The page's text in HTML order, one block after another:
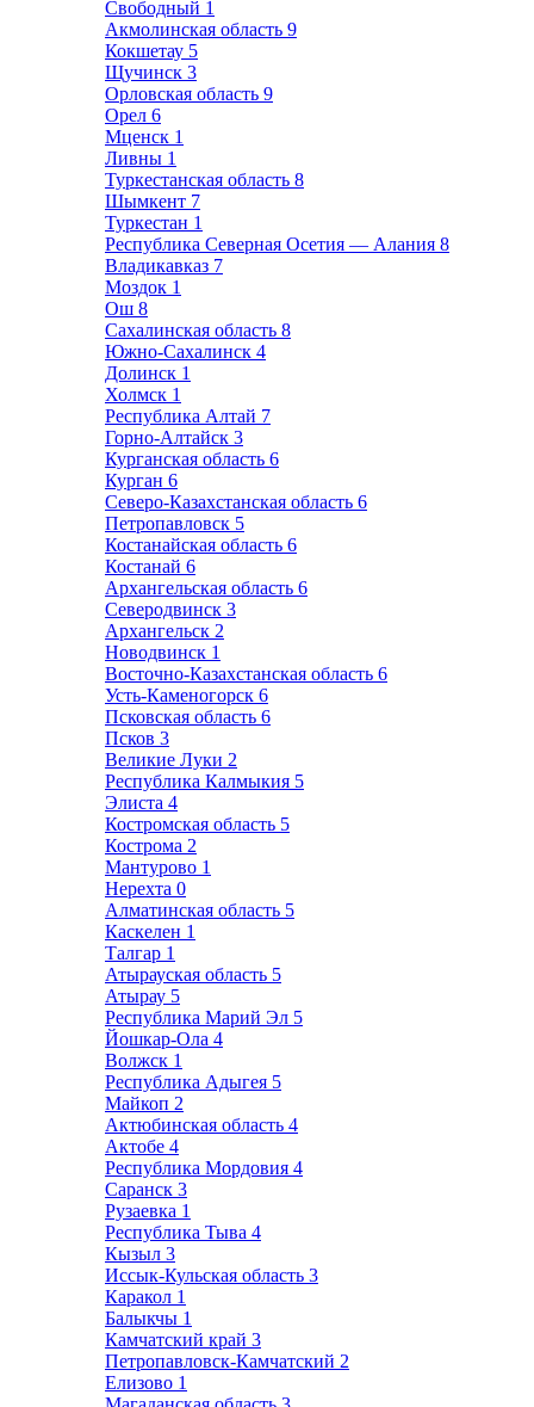
Свободный 1
Акмолинская область 9
Кокшетау 5
Щучинск 3
Орловская область 9
Орел 6
Мценск 1
Ливны 1
Туркестанская область 8
Шымкент 7
Туркестан 1
Республика Северная Осетия — Алания 8
Владикавказ 7
Моздок 1
Ош 8
Сахалинская область 8
Южно-Сахалинск 4
Долинск 1
Холмск 1
Республика Алтай 7
Горно-Алтайск 3
Курганская область 6
Курган 6
Северо-Казахстанская область 6
Петропавловск 5
Костанайская область 6
Костанай 6
Архангельская область 6
Северодвинск 3
Архангельск 2
Новодвинск 1
Восточно-Казахстанская область 6
Усть-Каменогорск 6
Псковская область 6
Псков 3
Великие Луки 2
Республика Калмыкия 5
Элиста 4
Костромская область 5
Кострома 2
Мантурово 1
Нерехта 0
Алматинская область 5
Каскелен 1
Талгар 1
Атырауская область 5
Атырау 5
Республика Марий Эл 5
Йошкар-Ола 4
Волжск 1
Республика Адыгея 5
Майкоп 2
Актюбинская область 4
Актобе 4
Республика Мордовия 4
Саранск 3
Рузаевка 1
Республика Тыва 4
Кызыл 3
Иссык-Кульская область 3
Каракол 1
Балыкчы 1
Камчатский край 3
Петропавловск-Камчатский 2
Елизово 1